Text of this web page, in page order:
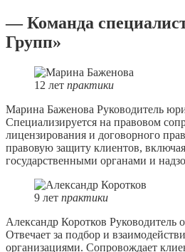
— Команда
Групп»
12 лет практики
Марина Баженова Руководитель
Специализируется на правовом
лицензирования и договорного
правовую защиту клиентов,
государственными органами и
9 лет практики
Александр Коротков Руководитель
Отвечает за подбор и
организациями. Сопровождает